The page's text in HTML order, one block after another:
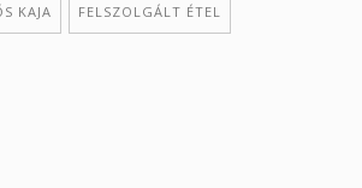
KAJA FELSZOLGÁLT ÉTEL